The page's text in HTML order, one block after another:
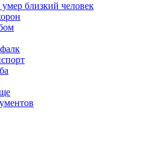
умер близкий человек